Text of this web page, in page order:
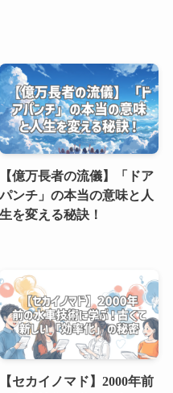
【億万長者の流儀】「ドア
パンチ」の本当の意味と人
生を変える秘訣！
【セカイノマド】2000年前